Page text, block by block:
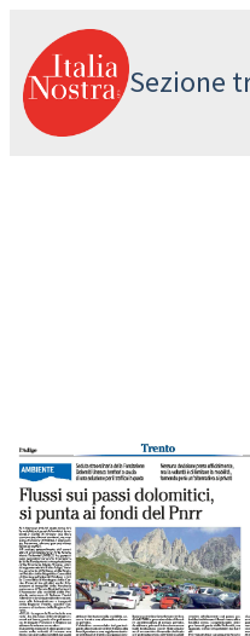
al
contenuto
Sezione